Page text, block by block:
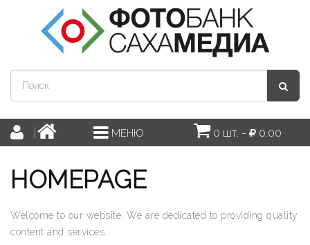
МЕНЮ 0 шт. - 0.00
HOMEPAGE
Welcome to our website. We are dedicated to providing quality
content and services.